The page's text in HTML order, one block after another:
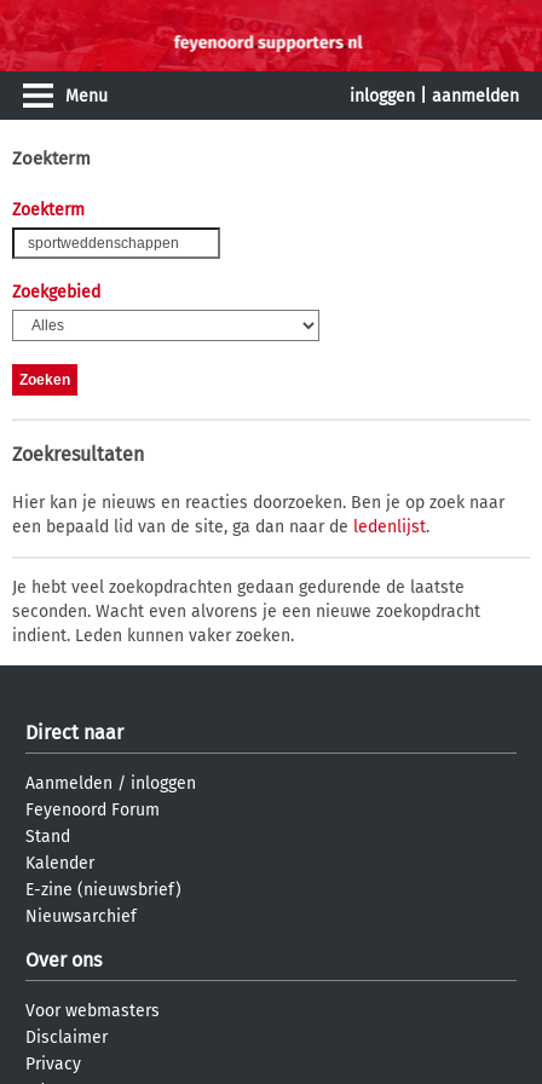
Menu inloggen aanmelden
Zoekterm
Zoekterm
Zoekgebied
Zoekresultaten
Hier kan je nieuws en reacties doorzoeken. Ben je op zoek naar
een bepaald lid van de site, ga dan naar de ledenlijst.
Je hebt veel zoekopdrachten gedaan gedurende de laatste
seconden. Wacht even alvorens je een nieuwe zoekopdracht
indient. Leden kunnen vaker zoeken.
Direct naar
Aanmelden / inloggen
Feyenoord Forum
Stand
Kalender
E-zine (nieuwsbrief)
Nieuwsarchief
Over ons
Voor webmasters
Disclaimer
Privacy